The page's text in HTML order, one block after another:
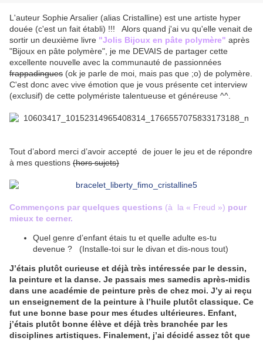
L'auteur Sophie Arsalier (alias Cristalline) est une artiste hyper
douée (c'est un fait établi) !!! Alors quand j'ai vu qu'elle venait de
sortir un deuxième livre "Jolis Bijoux en pâte polymère" après
"Bijoux en pâte polymère", je me DEVAIS de partager cette
excellente nouvelle avec la communauté de passionnées
frappadingues (ok je parle de moi, mais pas que ;o) de polymère.
C'est donc avec vive émotion que je vous présente cet interview
(exclusif) de cette polymériste talentueuse et généreuse ^^.
Tout d’abord merci d’avoir accepté de jouer le jeu et de répondre
à mes questions (hors sujets)
Commençons par quelques questions (à la « Freud ») pour
mieux te cerner.
Quel genre d’enfant étais tu et quelle adulte es-tu
devenue ? (Installe-toi sur le divan et dis-nous tout)
J’étais plutôt curieuse et déjà très intéressée par le dessin,
la peinture et la danse. Je passais mes samedis après-midis
dans une académie de peinture près de chez moi. J’y ai reçu
un enseignement de la peinture à l’huile plutôt classique. Ce
fut une bonne base pour mes études ultérieures. Enfant,
j’étais plutôt bonne élève et déjà très branchée par les
disciplines artistiques. Finalement, j’ai décidé assez tôt que